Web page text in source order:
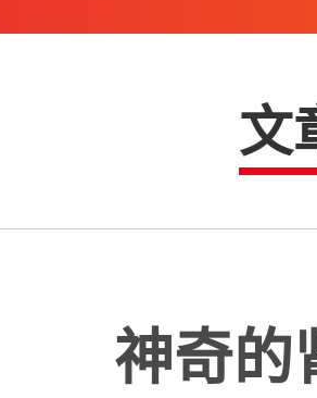
文
神奇的